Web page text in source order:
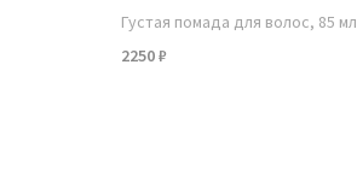
Густая помада для волос, 85 мл
2250 ₽